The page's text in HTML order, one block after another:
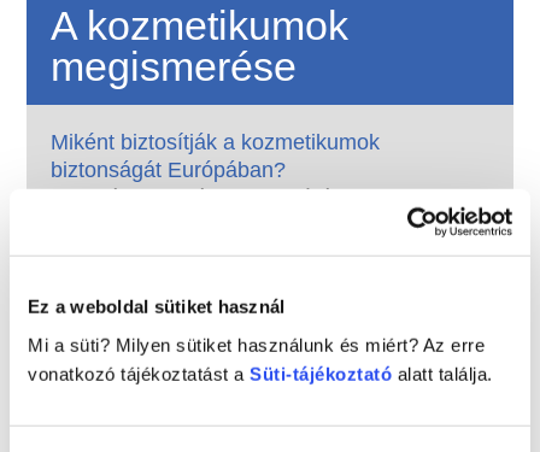
Ez a weboldal sütiket használ
Mi a süti? Milyen sütiket használunk és miért? Az erre
vonatkozó tájékoztatást a Süti-tájékoztató alatt találja.
A kozmetikumok
megismerése
Miként biztosítják a kozmetikumok
biztonságát Európában?
Szigorú jogszabályok biztosítják, hogy az
Európai Unióban értékesített kozmetikumok
országos és az európai szabályozó hatóságok
biztonságának megőrzéséért.
Mit kell tudnom az endokrin károsító
anyagokról?
A kozmetikai termékekben használt egyes
károsítók”, mivel képesek utánozni